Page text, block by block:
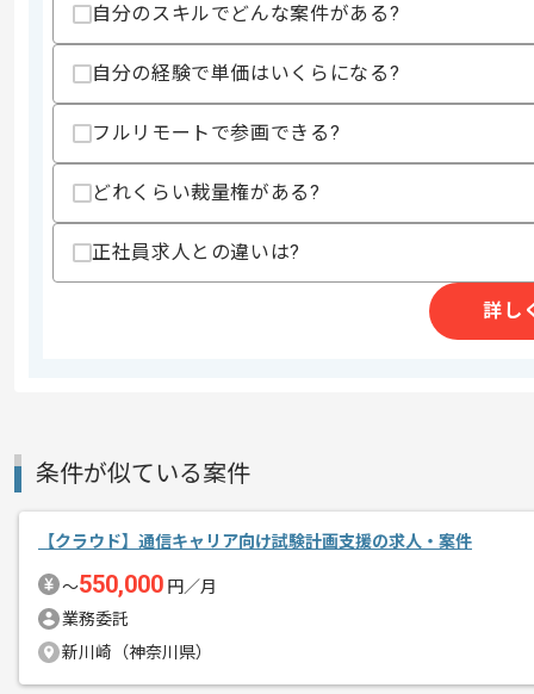
スキル
・Ruby on Railsを用いたバックエンド開
・Pythonを用いたWebアプリケーショ
・AI系サービスの設計、開発経験
上記に似た経験やスキルをお持ちであれば申
エージェントからのコ
メント
ライブ配信型ファンメディア、IPコラボ
を展開している企業でございます。
クラウドエンジニアとしての実務経験
自分のスキルでどんな案件がある?
自分の経験で単価はいくらになる?
フルリモートで参画できる?
どれくらい裁量権がある?
正社員求人との違いは?
詳し
条件が似ている案件
【クラウド】通信キャリア向け試験計画支援の求人・案件
〜550,000 円／月
業務委託
新川崎（神奈川県）